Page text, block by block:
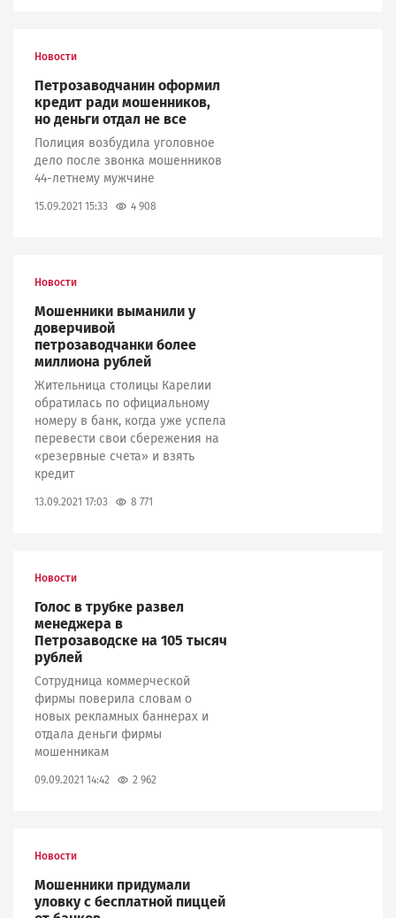
Новости
Петрозаводчанин оформил
кредит ради мошенников,
но деньги отдал не все
Полиция возбудила уголовное
дело после звонка мошенников
44-летнему мужчине
15.09.2021 15:33 4 908
Новости
Мошенники выманили у
доверчивой
петрозаводчанки более
миллиона рублей
Жительница столицы Карелии
обратилась по официальному
номеру в банк, когда уже успела
перевести свои сбережения на
«резервные счета» и взять
кредит
13.09.2021 17:03 8 771
Новости
Голос в трубке развел
менеджера в
Петрозаводске на 105 тысяч
рублей
Сотрудница коммерческой
фирмы поверила словам о
новых рекламных баннерах и
отдала деньги фирмы
мошенникам
09.09.2021 14:42 2 962
Новости
Мошенники придумали
уловку с бесплатной пиццей